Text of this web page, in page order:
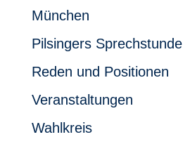
München
Pilsingers Sprechstunde
Reden und Positionen
Veranstaltungen
Wahlkreis